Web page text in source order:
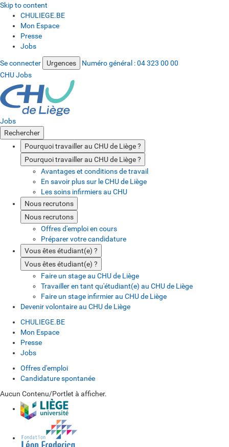
Skip to content
CHULIEGE.BE
Mon Espace
Presse
Jobs
Se connecter Urgences Numéro général :04 323 00 00
CHU Jobs
Jobs
Rechercher
Pourquoi travailler au CHU de Liège ?
Pourquoi travailler au CHU de Liège ?
Avantages et conditions de travail
En savoir plus sur le CHU de Liège
Les soins infirmiers au CHU
Nous recrutons
Nous recrutons
Offres d'emploi en cours
Préparer votre candidature
Vous êtes étudiant(e) ?
Vous êtes étudiant(e) ?
Faire un stage au CHU de Liège
Travailler en tant qu'étudiant(e) au CHU de Liège
Faire un stage infirmier au CHU de Liège
Devenir volontaire au CHU de Liège
CHULIEGE.BE
Mon Espace
Presse
Jobs
Offres d'emploi
Candidature spontanée
Aucun Contenu/Portlet à afficher.